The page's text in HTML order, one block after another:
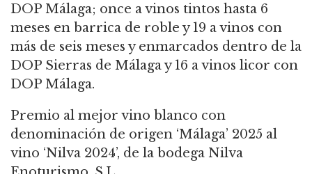
DOP Málaga; once a vinos tintos hasta 6
meses en barrica de roble y 19 a vinos con
más de seis meses y enmarcados dentro de la
DOP Sierras de Málaga y 16 a vinos licor con
DOP Málaga.
Premio al mejor vino blanco con
denominación de origen ‘Málaga’ 2025 al
vino ‘Nilva 2024’, de la bodega Nilva